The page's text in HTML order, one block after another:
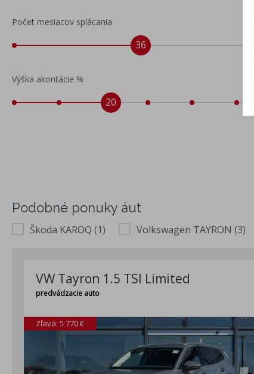
Počet mesiacov splácania
36
Výška akontácie %
20
Podobné ponuky áut
Škoda KAROQ (1) Volkswagen TAYRON (3)
VW Tayron 1.5 TSI Limited
predvádzacie auto
Zľava: 5 770 €